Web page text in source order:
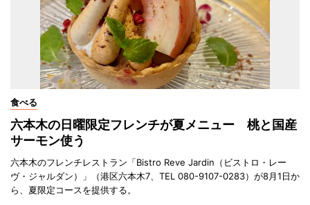
食べる
六本木の日曜限定フレンチが夏メニュー 桃と国産
サーモン使う
六本木のフレンチレストラン「Bistro Reve Jardin（ビストロ・レー
ヴ・ジャルダン）」（港区六本木7、TEL 080-9107-0283）が8月1日か
ら、夏限定コースを提供する。